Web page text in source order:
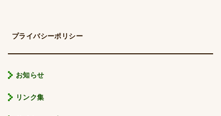
プライバシーポリシー
お知らせ
リンク集